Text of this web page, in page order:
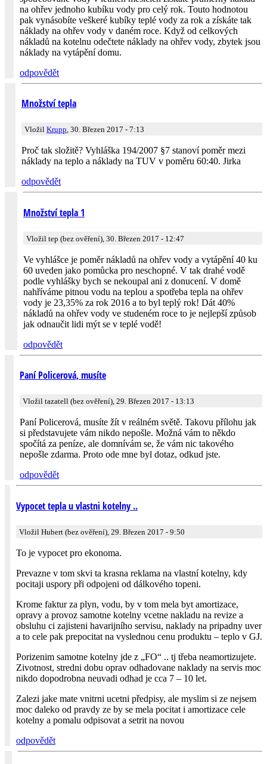
na ohřev jednoho kubíku vody pro celý rok. Touto hodnotou
pak vynásobíte veškeré kubíky teplé vody za rok a získáte tak
náklady na ohřev vody v daném roce. Když od celkových
nákladů na kotelnu odečtete náklady na ohřev vody, zbytek jsou
náklady na vytápění domu.
odpovědět
Množství tepla
Vložil Krupp, 30. Březen 2017 - 7:13
Proč tak složitě? Vyhláška 194/2007 §7 stanoví poměr mezi
náklady na teplo a náklady na TUV v poměru 60:40. Jirka
odpovědět
Množství tepla 1
Vložil tep (bez ověření), 30. Březen 2017 - 12:47
Ve vyhlášce je poměr nákladů na ohřev vody a vytápění 40 ku
60 uveden jako pomůcka pro neschopné. V tak drahé vodě
podle vyhlášky bych se nekoupal ani z donucení. V domě
nahříváme pitnou vodu na teplou a spotřeba tepla na ohřev
vody je 23,35% za rok 2016 a to byl teplý rok! Dát 40%
nákladů na ohřev vody ve studeném roce to je nejlepší způsob
jak odnaučit lidi mýt se v teplé vodě!
odpovědět
Paní Policerová, musíte
Vložil tazatell (bez ověření), 29. Březen 2017 - 13:13
Paní Policerová, musíte žít v reálném světě. Takovu přílohu jak
si představujete vám nikdo nepošle. Možná vám to někdo
spočítá za peníze, ale domnívám se, že vám nic takového
nepošle zdarma. Proto ode mne byl dotaz, odkud jste.
odpovědět
Vypocet tepla u vlastni kotelny ..
Vložil Hubert (bez ověření), 29. Březen 2017 - 9:50
To je vypocet pro ekonoma.
Prevazne v tom skvi ta krasna reklama na vlastní kotelny, kdy
pocitaji uspory při odpojeni od dálkového topeni.
Krome faktur za plyn, vodu, by v tom mela byt amortizace,
opravy a provoz samotne kotelny vcetne nakladu na revize a
obsluhu ci zajisteni havarijního servisu, naklady na pripadny uver
a to cele pak prepocitat na vyslednou cenu produktu – teplo v GJ.
Porizenim samotne kotelny jde z „FO“ .. tj třeba neamortizujete.
Zivotnost, stredni dobu oprav odhadovane naklady na servis moc
nikdo dopodrobna neuvadi odhad je cca 7 – 10 let.
Zalezi jake mate vnitrni ucetni předpisy, ale myslim si ze nejsem
moc daleko od pravdy ze by se mela pocitat i amortizace cele
kotelny a pomalu odpisovat a setrit na novou
odpovědět